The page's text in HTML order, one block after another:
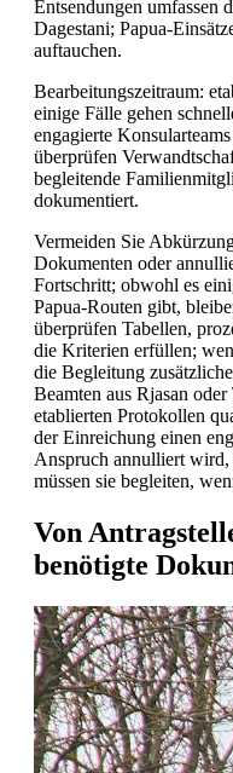
Entsendungen umfassen
Dagestani; Papua-
auftauchen.
Bearbeitungszeitraum:
einige Fälle gehen
engagierte
überprüfen
begleitende
dokumentiert.
Vermeiden Sie
Dokumenten oder
Fortschritt; obwohl es
Papua-Routen gibt,
überprüfen Tabellen,
die Kriterien erfüllen;
die Begleitung
Beamten aus Rjasan
etablierten Protokollen
der Einreichung einen
Anspruch annulliert
müssen sie begleiten,
Von
benötigte